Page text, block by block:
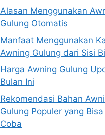
Alasan Menggunakan
Gulung Otomatis
Manfaat Menggunakan
Awning Gulung dari Sisi
Harga Awning Gulung
Bulan Ini
Rekomendasi Bahan
Gulung Populer yang
Coba